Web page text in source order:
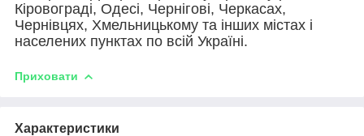
Кіровограді, Одесі, Чернігові, Черкасах,
Чернівцях, Хмельницькому та інших містах і
населених пунктах по всій Україні.
Приховати
Характеристики